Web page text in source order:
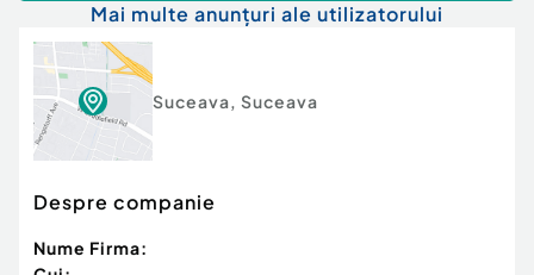
Mai multe anunțuri ale utilizatorului
Suceava, Suceava
Despre companie
Nume Firma: